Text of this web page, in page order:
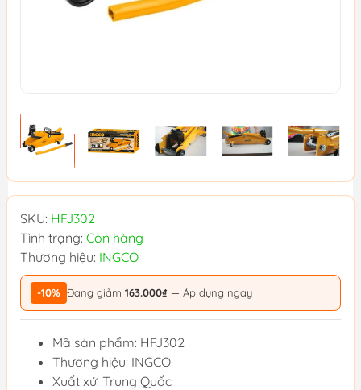
SKU: HFJ302
Tình trạng: Còn hàng
Thương hiệu: INGCO
-10% Đang giảm 163.000₫ — Áp dụng ngay
Mã sản phẩm: HFJ302
Thương hiệu: INGCO
Xuất xứ: Trung Quốc